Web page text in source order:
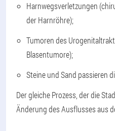
Harnwegsverletzungen
der Harnröhre);
Tumoren des
Blasentumore);
Steine und Sand passieren
Der gleiche Prozess, der die
Änderung des Ausflusses aus